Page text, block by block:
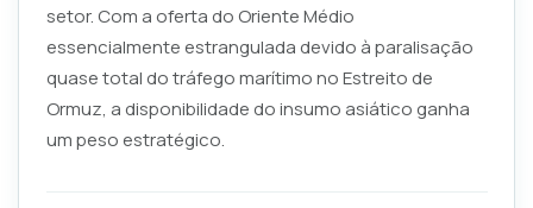
setor. Com a oferta do Oriente Médio
essencialmente estrangulada devido à paralisação
quase total do tráfego marítimo no Estreito de
Ormuz, a disponibilidade do insumo asiático ganha
um peso estratégico.